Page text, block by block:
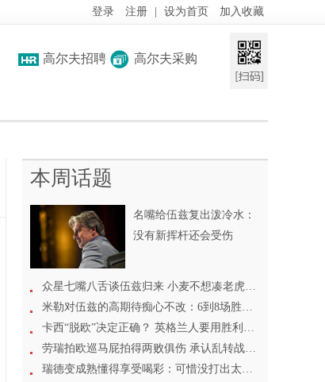
登录 注册 设为首页 加入收藏
高尔夫招聘 高尔夫采购
本周话题
名嘴给伍兹复出泼冷水：
没有新挥杆还会受伤
众星七嘴八舌谈伍兹归来 小麦不想凑老虎热闹
米勒对伍兹的高期待痴心不改：6到8场胜利没问题
卡西“脱欧”决定正确？ 英格兰人要用胜利来证明
劳瑞拍欧巡马屁拍得两败俱伤 承认乱转战线遭反噬
瑞德变成熟懂得享受喝彩：可惜没打出太多精彩球